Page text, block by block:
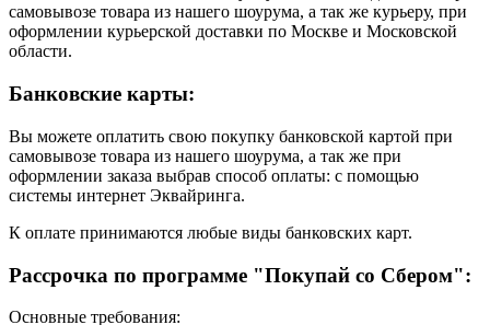
самовывозе товара из нашего шоурума, а так же курьеру, при
оформлении курьерской доставки по Москве и Московской
области.
Банковские карты:
Вы можете оплатить свою покупку банковской картой при
самовывозе товара из нашего шоурума, а так же при
оформлении заказа выбрав способ оплаты: с помощью
системы интернет Эквайринга.
К оплате принимаются любые виды банковских карт.
Рассрочка по программе "Покупай со Сбером":
Основные требования: